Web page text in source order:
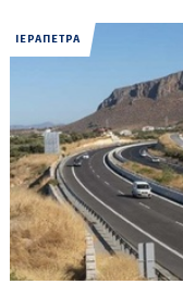
ΙΕΡΑΠΕΤΡΑ